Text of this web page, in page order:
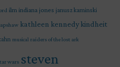
ilm indiana jones janusz kaminski
kathleen kennedy kindheit
musical raiders of the lost ark
wars steven